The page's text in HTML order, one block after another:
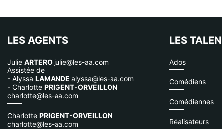
LES AGENTS
Julie ARTERO julie@les-aa.com
Assistée de
- Alyssa LAMANDE alyssa@les-aa.com
- Charlotte PRIGENT-ORVEILLON
charlotte@les-aa.com
Charlotte PRIGENT-ORVEILLON
charlotte@les-aa.com
LES
Ados
Comédiens
Comédiennes
Réalisateurs